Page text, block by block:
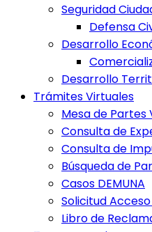
Seguridad
Defensa
Desarrollo
Desarrollo
Trámites Virtuales
Mesa de Partes
Consulta de
Consulta de
Búsqueda de
Casos DEMUNA
Solicitud
Libro de